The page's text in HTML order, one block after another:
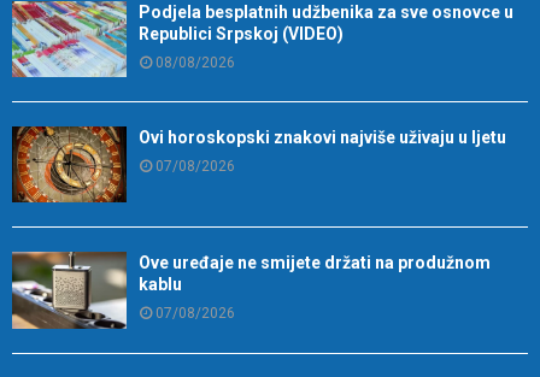
Podjela besplatnih udžbenika za sve osnovce u
Republici Srpskoj (VIDEO)
08/08/2026
Ovi horoskopski znakovi najviše uživaju u ljetu
07/08/2026
Ove uređaje ne smijete držati na produžnom
kablu
07/08/2026